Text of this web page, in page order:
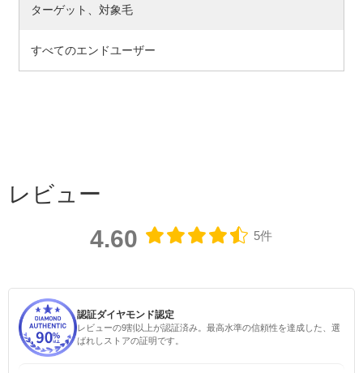
ターゲット、対象毛
すべてのエンドユーザー
レビュー
4.60 5件
認証ダイヤモンド認定
レビューの9割以上が認証済み。最高水準の信頼性を達成した、選
ばれしストアの証明です。